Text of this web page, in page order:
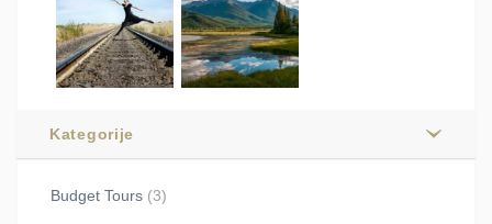
Kategorije
Budget Tours (3)